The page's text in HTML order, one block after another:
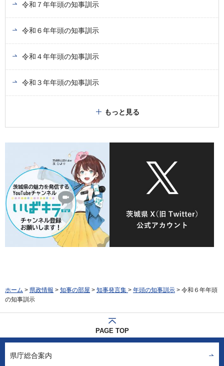
令和７年年頭の知事訓示
令和６年年頭の知事訓示
令和４年年頭の知事訓示
令和３年年頭の知事訓示
もっと見る
ホーム > 県政情報 > 知事の部屋 > 知事発言集 > 年頭の知事訓示 > 令和６年年頭
の知事訓示
PAGE TOP
県庁総合案内